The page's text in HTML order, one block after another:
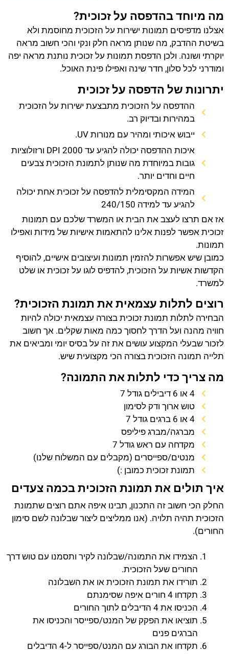
מה מיוחד בהדפסה על זכוכית?
אצלנו מדפיסים תמונות ישירות על הזכוכית מחוסמת ולא
בשיטת ההדבק, מה שנותן מראה חלק ונקי והכי חשוב מראה
יוקרתי ושונה. ולכן הדפסת תמונות על זכוכית נותנת מראה יפה
ומודרני לכל סלון, חדר שינה ואפילו פינת האוכל.
יתרונות של הדפסה על זכוכית
ההדפסה על הזכוכית מתבצעת ישירות על הזכוכית
במהירות ובדיוק רב.
ייבוש איכותי ומהיר עם מנורות UV.
איכות ההדפסה יכולה להגיע עד 2000 DPI ורזולוציות
גובות במיוחדת מה שנותן לתמונת הזכוכית צבעים
חיים וחדים יותר.
המידה המקסימלית להדפסה על זכוכית אחת יכולה
להגיע עד למידה 240/150
אז אם תרצו לעצב את הבית או המשרד שלכם עם תמונות
זכוכית אפשר לפנות אלינו להתאמות אישיות של מידות ואפילו
תמונות.
כמובן שיש אפשרות להזמין תמונות ועיצובים אישיים, להוסיף
הקדשות אשיות על הזכוכית, להדפיס לוגו על זכוכית או שלט
למשרד.
רוצים לתלות עצמאית את תמונת הזכוכית?
הבחירה לתלות תמונת זכוכית בצורה עצמאית יכולה להיות
חוויה מהנה ועל הדרך לחסוך כמה מאות שקלים. אך חשוב
לזכור שבעלי המקצוע עושים את זה על בסיס יומי ומביאים את
תלייה תמונה הזכוכית בצורה הכי מקצועית שיש.
מה צריך כדי לתלות את התמונה?
4 או 6 דיבילים גודל 7
טוש ארוך ודק לסימון
4 או 6 ברגים גודל 7
מברגה/מברג פיליפס
מקדחה עם ראש גודל 7
מנטים/ספייסרים (מקבלים עם המשלוח שלנו)
תמונת זכוכית כמובן :)
איך תולים את תמונת הזכוכית בכמה צעדים
החלק הכי חשוב זה התכנון, תבינו איפה אתם רוצים שתמונת
הזכוכית תהיה תלויה. (אנו ממליצים ליצור שבלונה לשם סימון
החורים).
הצמידו את התמונה/שבלונה לקיר ותסמנו עם טוש דרך
החורים שעל הזכוכית.
תורידו את תמונת הזכוכית או את השבלונה
תקדחו 4 חורים איפה שסימנתם
הכניסו את 4 הדיבלים לתוך החורים
תוציאו את הפקק של המנט/ספייסר והכניסו את
הברגים פנים
תקדחו את הבורג עם המנט/ספייסר ל-4 הדיבלים